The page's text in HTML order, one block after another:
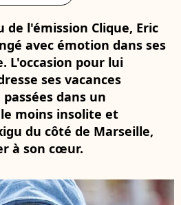
l'émission Clique, Eric
avec émotion dans ses
L'occasion pour lui
ses vacances
dans un
moins insolite et
du côté de Marseille,
à son cœur.